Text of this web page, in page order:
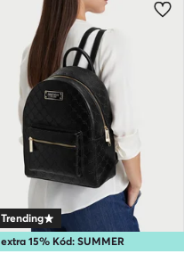
extra 15% Kód: SUMMER
Trending